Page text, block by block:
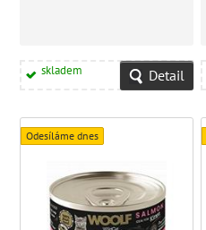
skladem Detail
Odesíláme dnes